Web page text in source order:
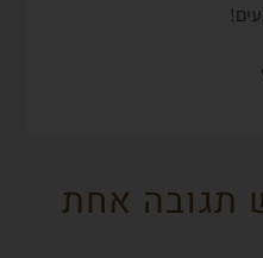
תגובה אחת